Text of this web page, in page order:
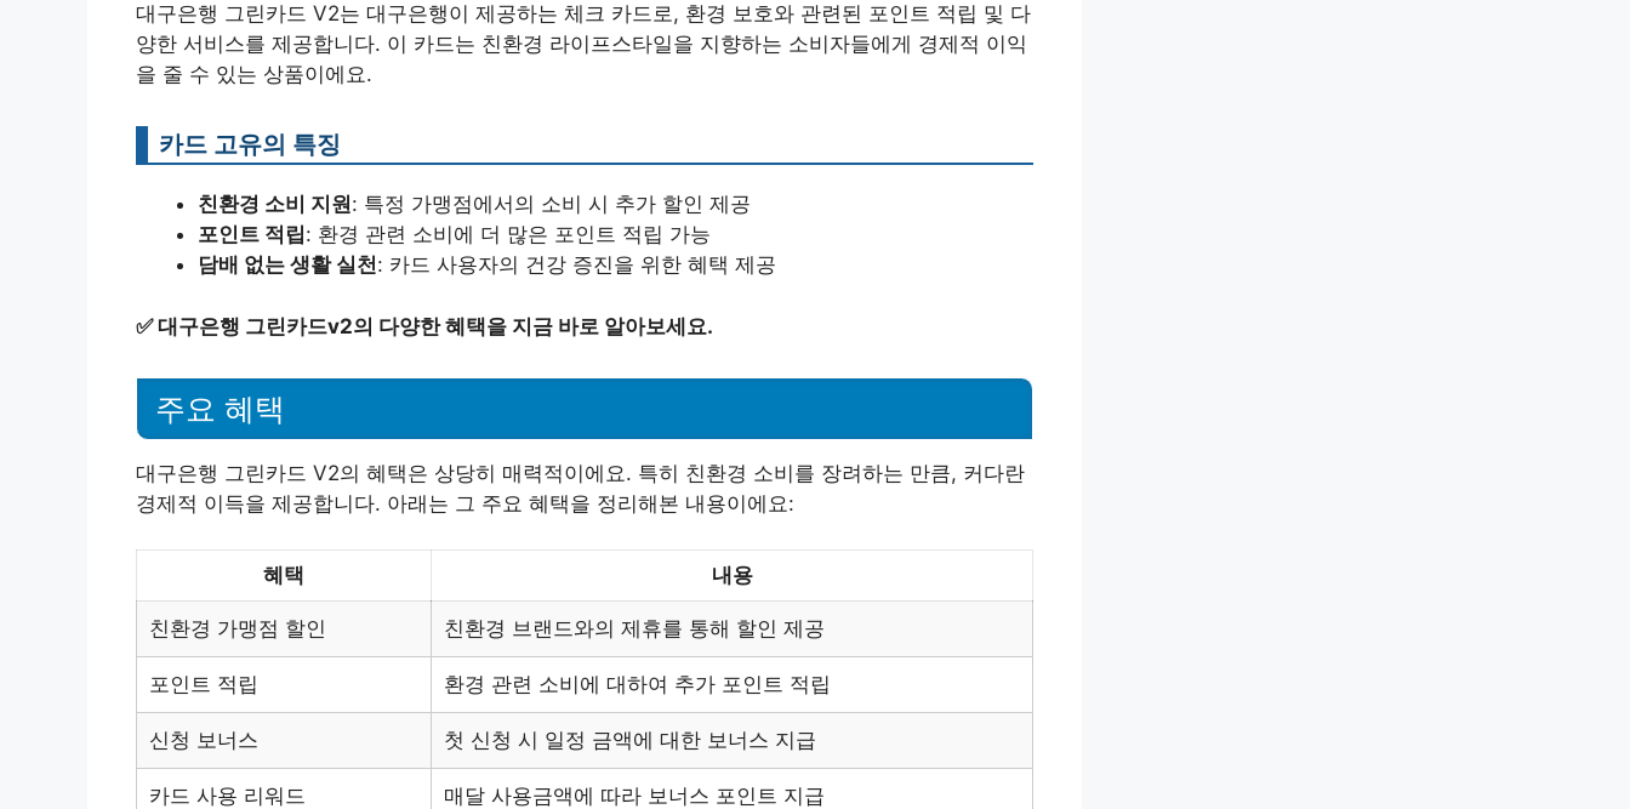
대구은행 그린카드 V2는 대구은행이 제공하는 체크 카드로, 환경 보호와 관련된 포인트 적립 및 다
양한 서비스를 제공합니다. 이 카드는 친환경 라이프스타일을 지향하는 소비자들에게 경제적 이익
을 줄 수 있는 상품이에요.
카드 고유의 특징
친환경 소비 지원: 특정 가맹점에서의 소비 시 추가 할인 제공
포인트 적립: 환경 관련 소비에 더 많은 포인트 적립 가능
담배 없는 생활 실천: 카드 사용자의 건강 증진을 위한 혜택 제공
✅대구은행 그린카드v2의 다양한 혜택을 지금 바로 알아보세요.
주요 혜택
대구은행 그린카드 V2의 혜택은 상당히 매력적이에요. 특히 친환경 소비를 장려하는 만큼, 커다란
경제적 이득을 제공합니다. 아래는 그 주요 혜택을 정리해본 내용이에요:
혜택 내용
친환경 가맹점 할인 친환경 브랜드와의 제휴를 통해 할인 제공
포인트 적립 환경 관련 소비에 대하여 추가 포인트 적립
신청 보너스 첫 신청 시 일정 금액에 대한 보너스 지급
카드 사용 리워드 매달 사용금액에 따라 보너스 포인트 지급